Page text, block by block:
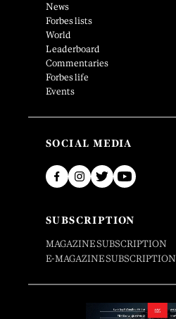
News
Forbes lists
World
Leaderboard
Commentaries
Forbes life
Events
SOCIAL MEDIA
SUBSCRIPTION
MAGAZINE SUBSCRIPTION
E-MAGAZINE SUBSCRIPTION